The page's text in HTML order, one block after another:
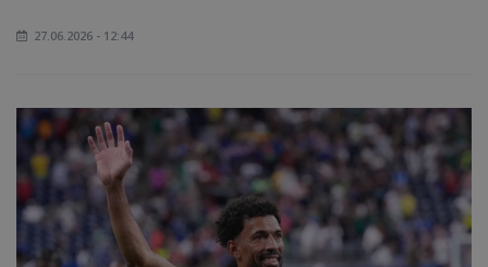
27.06.2026 - 12:44